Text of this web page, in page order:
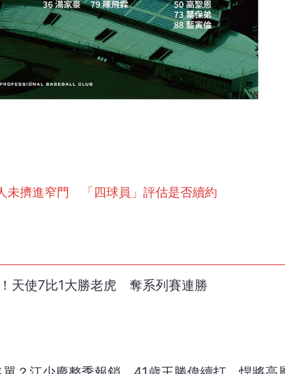
未擠進窄門 「四球員」評估是否續約
天使7比1大勝老虎 奪系列賽連勝